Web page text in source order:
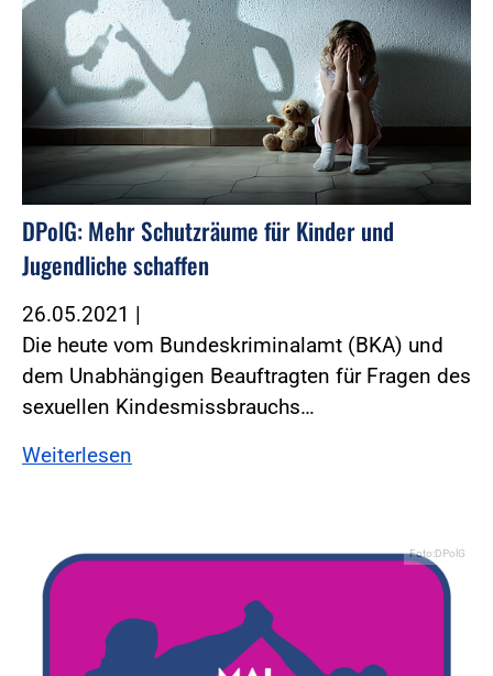
DPolG: Mehr Schutzräume für Kinder und
Jugendliche schaffen
26.05.2021 |
Die heute vom Bundeskriminalamt (BKA) und
dem Unabhängigen Beauftragten für Fragen des
sexuellen Kindesmissbrauchs…
Weiterlesen
Foto:DPolG